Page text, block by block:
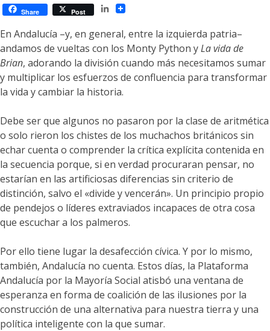
Share Post
LinkedIn
En Andalucía –y, en general, entre la izquierda patria–
andamos de vueltas con los Monty Python yLa vida de
Brian, adorando la división cuando más necesitamos sumar
y multiplicar los esfuerzos de confluencia para transformar
la vida y cambiar la historia.
Debe ser que algunos no pasaron por la clase de aritmética
o solo rieron los chistes de los muchachos británicos sin
echar cuenta o comprender la crítica explícita contenida en
la secuencia porque, si en verdad procuraran pensar, no
estarían en las artificiosas diferencias sin criterio de
distinción, salvo el «divide y vencerán». Un principio propio
de pendejos o líderes extraviados incapaces de otra cosa
que escuchar a los palmeros.
Por ello tiene lugar la desafección cívica. Y por lo mismo,
también, Andalucía no cuenta. Estos días, la Plataforma
Andalucía por la Mayoría Social atisbó una ventana de
esperanza en forma de coalición de las ilusiones por la
construcción de una alternativa para nuestra tierra y una
política inteligente con la que sumar.